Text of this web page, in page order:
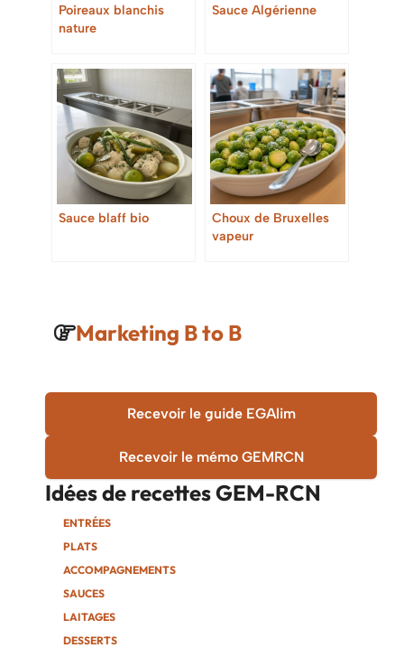
Poireaux blanchis
nature
Sauce Algérienne
Sauce blaff bio
Choux de Bruxelles
vapeur
Marketing B to B
Recevoir le guide EGAlim
Recevoir le mémo GEMRCN
Idées de recettesGEM-RCN
ENTRÉES
PLATS
ACCOMPAGNEMENTS
SAUCES
LAITAGES
DESSERTS